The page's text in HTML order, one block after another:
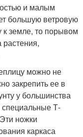
и малым
большую ветровую
к земле, то порывом
растения,
можно не
закрепить ее в
у большинства
специальные Т-
ножки
каркаса